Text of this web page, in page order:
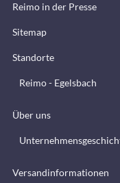
Reimo in der Presse
Sitemap
Standorte
Reimo - Egelsbach
Über uns
Versandinformationen